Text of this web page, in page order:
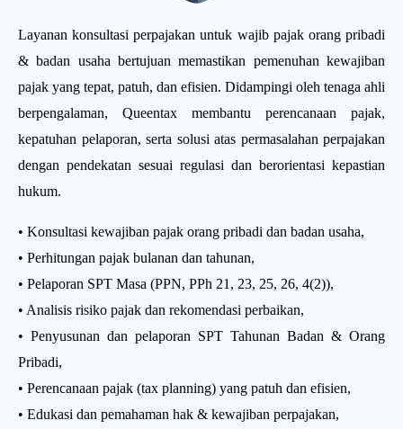
Layanan konsultasi perpajakan untuk wajib pajak orang pribadi
& badan usaha bertujuan memastikan pemenuhan kewajiban
pajak yang tepat, patuh, dan efisien. Didampingi oleh tenaga ahli
berpengalaman, Queentax membantu perencanaan pajak,
kepatuhan pelaporan, serta solusi atas permasalahan perpajakan
dengan pendekatan sesuai regulasi dan berorientasi kepastian
hukum.
• Konsultasi kewajiban pajak orang pribadi dan badan usaha,
• Perhitungan pajak bulanan dan tahunan,
• Pelaporan SPT Masa (PPN, PPh 21, 23, 25, 26, 4(2)),
• Analisis risiko pajak dan rekomendasi perbaikan,
• Penyusunan dan pelaporan SPT Tahunan Badan & Orang
Pribadi,
• Perencanaan pajak (tax planning) yang patuh dan efisien,
• Edukasi dan pemahaman hak & kewajiban perpajakan,